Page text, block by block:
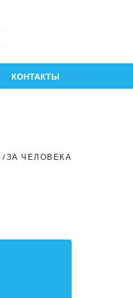
КОНТАКТЫ
/ЗА ЧЕЛОВЕКА